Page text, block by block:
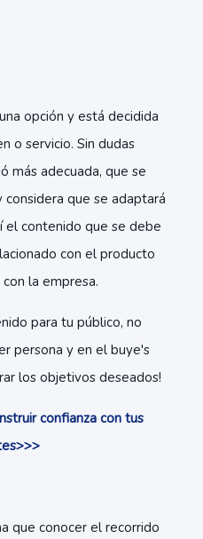
opción y está decidida
o servicio. Sin dudas
más adecuada, que se
considera que se adaptará
el contenido que se debe
con el producto
la empresa.
para tu público, no
persona y en el buye's
los objetivos deseados!
confianza con tus
que conocer el recorrido